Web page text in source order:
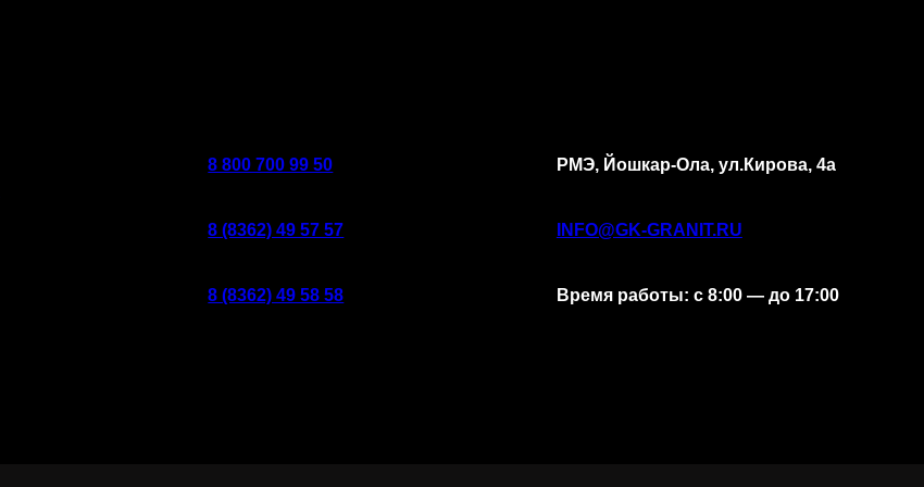
8 800 700 99 50
8 (8362) 49 57 57
8 (8362) 49 58 58
РМЭ, Йошкар-Ола, ул.Кирова, 4а
INFO@GK-GRANIT.RU
Время работы: с 8:00 — до 17:00